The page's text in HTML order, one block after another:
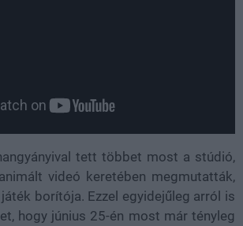
tett többet most a stúdió,
videó keretében megmutatták,
borítója. Ezzel egyidejűleg arról is
hogy június 25-én most már tényleg